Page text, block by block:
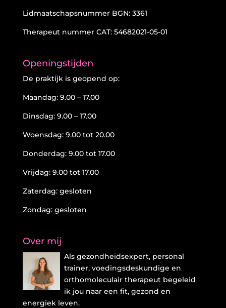
Lidmaatschapsnummer BGN: 3361
Therapeut nummer CAT: 54682021-05-01
Openingstijden
De praktijk is geopend op:
Maandag: 9.00 – 17.00
Dinsdag: 9.00 – 17.00
Woensdag: 9.00 tot 20.00
Donderdag: 9.00 tot 17.00
Vrijdag: 9.00 tot 17.00
Zaterdag: gesloten
Zondag: gesloten
Over mij
Als gezondheidsexpert, personal
trainer, voedingsdeskundige en
orthomoleculair therapeut begeleid
ik jou naar een fit, gezond en
energiek leven.